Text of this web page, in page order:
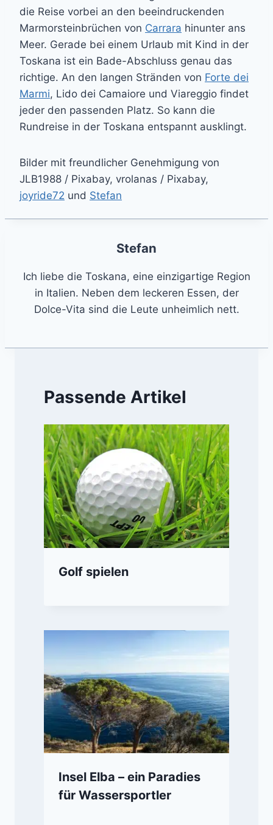
die Reise vorbei an den beeindruckenden
Marmorsteinbrüchen von Carrara hinunter ans
Meer. Gerade bei einem Urlaub mit Kind in der
Toskana ist ein Bade-Abschluss genau das
richtige. An den langen Stränden von Forte dei
Marmi, Lido dei Camaiore und Viareggio findet
jeder den passenden Platz. So kann die
Rundreise in der Toskana entspannt ausklingt.
Bilder mit freundlicher Genehmigung von
JLB1988 / Pixabay, vrolanas / Pixabay,
joyride72 und Stefan
Stefan
Ich liebe die Toskana, eine einzigartige Region
in Italien. Neben dem leckeren Essen, der
Dolce-Vita sind die Leute unheimlich nett.
Passende Artikel
Golf spielen
Insel Elba – ein Paradies
für Wassersportler